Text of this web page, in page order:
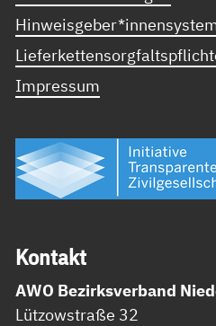
Impressum
Kon­takt
AWO Bezirksverband
Lützowstraße 32